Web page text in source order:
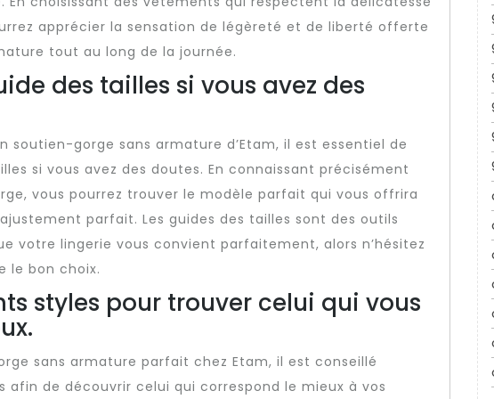
apprécier la sensation de légèreté et de liberté offerte
tout au long de la journée.
des tailles si vous avez des
soutien-gorge sans armature d’Etam, il est essentiel de
si vous avez des doutes. En connaissant précisément
vous pourrez trouver le modèle parfait qui vous offrira
parfait. Les guides des tailles sont des outils
votre lingerie vous convient parfaitement, alors n’hésitez
le bon choix.
styles pour trouver celui qui vous
sans armature parfait chez Etam, il est conseillé
afin de découvrir celui qui correspond le mieux à vos